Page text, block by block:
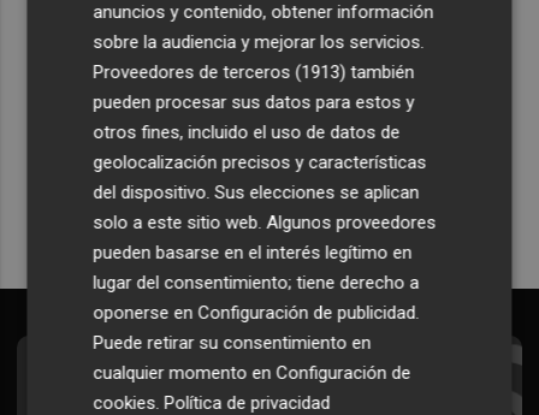
Recibe toda la actualidad de
Plaza Podcast en tu correo
Quiero suscribirme
Suscríbete al Boletín
anuncios y contenido, obtener información
sobre la audiencia y mejorar los servicios.
Proveedores de terceros (1913) también
pueden procesar sus datos para estos y
otros fines, incluido el uso de datos de
geolocalización precisos y características
del dispositivo. Sus elecciones se aplican
solo a este sitio web. Algunos proveedores
pueden basarse en el interés legítimo en
lugar del consentimiento; tiene derecho a
oponerse enConfiguración de publicidad.
Puede retirar su consentimiento en
cualquier momento enConfiguración de
cookies.Política de privacidad